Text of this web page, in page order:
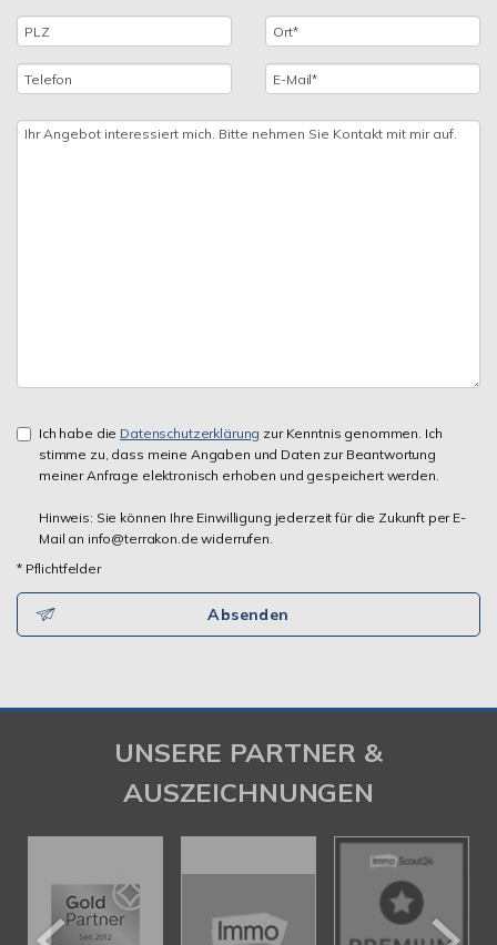
Ich habe die Datenschutzerklärung zur Kenntnis genommen. Ich
stimme zu, dass meine Angaben und Daten zur Beantwortung
meiner Anfrage elektronisch erhoben und gespeichert werden.
Hinweis: Sie können Ihre Einwilligung jederzeit für die Zukunft per E-
Mail an info@terrakon.de widerrufen.
* Pflichtfelder
Absenden
UNSERE PARTNER &
AUSZEICHNUNGEN